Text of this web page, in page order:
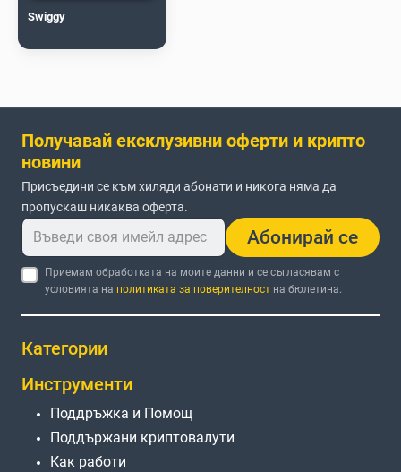
Swiggy
Получавай ексклузивни оферти и крипто
новини
Присъедини се към хиляди абонати и никога няма да
пропускаш никаква оферта.
Абонирай се
Приемам обработката на моите данни и се съгласявам с
условията на политиката за поверителност на бюлетина.
Категории
Инструменти
Поддръжка и Помощ
Поддържани криптовалути
Как работи